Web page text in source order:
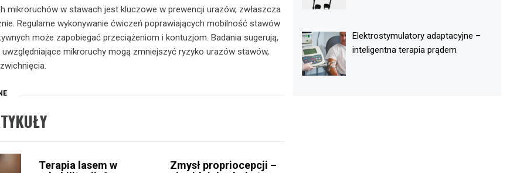
mikroruchów w stawach jest kluczowe w prewencji urazów, zwłaszcza
Regularne wykonywanie ćwiczeń poprawiających mobilność stawów
może zapobiegać przeciążeniom i kontuzjom. Badania sugerują,
mikroruchy mogą zmniejszyć ryzyko urazów stawów,
Terapia lasem w
Zmysł propriocepcji –
Elektrostymulatory adaptacyjne –
inteligentna terapia prądem